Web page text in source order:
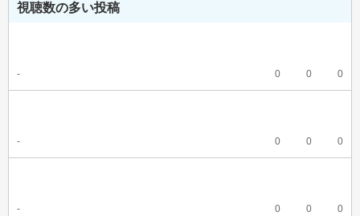
視聴数の多い投稿
- 0 0 0
- 0 0 0
- 0 0 0